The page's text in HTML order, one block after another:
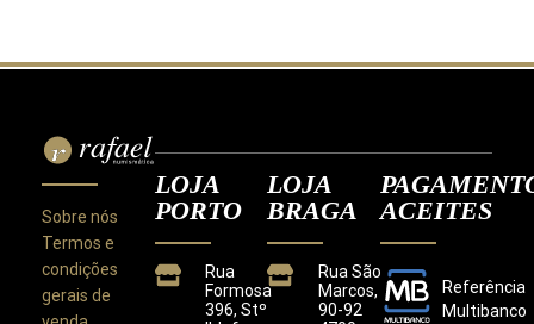
Sobre nós
Termos e
condições
gerais de
LOJA
PORTO
Rua
Formosa
396, Stº
LOJA
BRAGA
Rua São
Marcos,
90-92
ACEITES
Referência
Multibanco